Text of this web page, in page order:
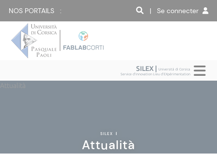
NOS PORTAILS : | Se connecter
SILEX |Università di Corsica
Service d'Innovation Lieu d'EXpérimentation
Attualità
SILEX |
Attualità